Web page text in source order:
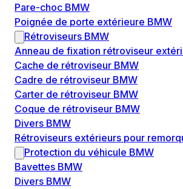
Pare-choc BMW
Poignée de porte extérieure BMW
Rétroviseurs BMW
Anneau de fixation rétroviseur
Cache de rétroviseur BMW
Cadre de rétroviseur BMW
Carter de rétroviseur BMW
Coque de rétroviseur BMW
Divers BMW
Rétroviseurs extérieurs pour
Protection du véhicule BMW
Bavettes BMW
Divers BMW